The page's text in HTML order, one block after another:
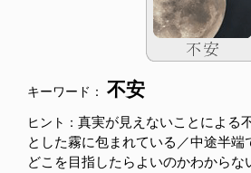
キーワード： 不安
ヒント： 真実が見えないことによる
とした霧に包まれている／中途半端
どこを目指したらよいのかわからな